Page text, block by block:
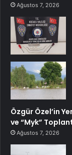
Ağustos 7, 2026
Özgür Özel’in
ve “Myk”
Ağustos 7, 2026